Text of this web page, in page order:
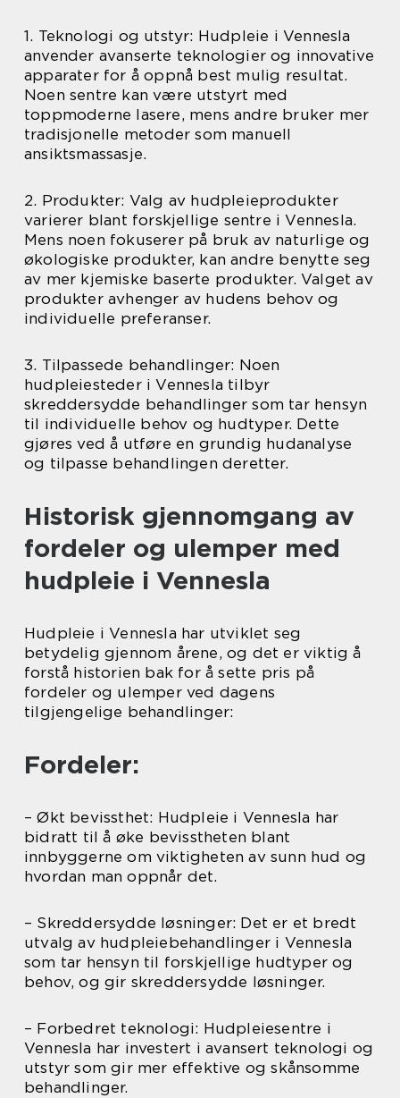
1. Teknologi og utstyr: Hudpleie i Vennesla
anvender avanserte teknologier og innovative
apparater for å oppnå best mulig resultat.
Noen sentre kan være utstyrt med
toppmoderne lasere, mens andre bruker mer
tradisjonelle metoder som manuell
ansiktsmassasje.
2. Produkter: Valg av hudpleieprodukter
varierer blant forskjellige sentre i Vennesla.
Mens noen fokuserer på bruk av naturlige og
økologiske produkter, kan andre benytte seg
av mer kjemiske baserte produkter. Valget av
produkter avhenger av hudens behov og
individuelle preferanser.
3. Tilpassede behandlinger: Noen
hudpleiesteder i Vennesla tilbyr
skreddersydde behandlinger som tar hensyn
til individuelle behov og hudtyper. Dette
gjøres ved å utføre en grundig hudanalyse
og tilpasse behandlingen deretter.
Historisk gjennomgang av
fordeler og ulemper med
hudpleie i Vennesla
Hudpleie i Vennesla har utviklet seg
betydelig gjennom årene, og det er viktig å
forstå historien bak for å sette pris på
fordeler og ulemper ved dagens
tilgjengelige behandlinger:
Fordeler:
– Økt bevissthet: Hudpleie i Vennesla har
bidratt til å øke bevisstheten blant
innbyggerne om viktigheten av sunn hud og
hvordan man oppnår det.
– Skreddersydde løsninger: Det er et bredt
utvalg av hudpleiebehandlinger i Vennesla
som tar hensyn til forskjellige hudtyper og
behov, og gir skreddersydde løsninger.
– Forbedret teknologi: Hudpleiesentre i
Vennesla har investert i avansert teknologi og
utstyr som gir mer effektive og skånsomme
behandlinger.